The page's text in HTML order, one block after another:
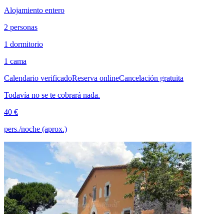
Alojamiento entero
2 personas
1 dormitorio
1 cama
Calendario verificadoReserva onlineCancelación gratuita
Todavía no se te cobrará nada.
40 €
pers./noche (aprox.)